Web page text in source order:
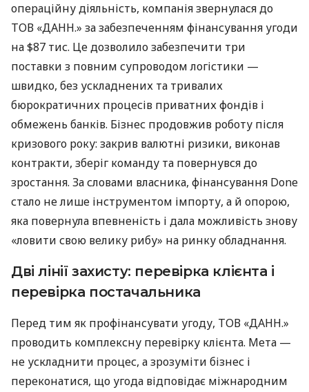
операційну діяльність, компанія звернулася до
ТОВ «ДАНН.» за забезпеченням фінансування угоди
на $87 тис. Це дозволило забезпечити три
поставки з повним супроводом логістики —
швидко, без ускладнених та тривалих
бюрократичних процесів приватних фондів і
обмежень банків. Бізнес продовжив роботу після
кризового року: закрив валютні ризики, виконав
контракти, зберіг команду та повернувся до
зростання. За словами власника, фінансування Done
стало не лише інструментом імпорту, а й опорою,
яка повернула впевненість і дала можливість знову
«ловити свою велику рибу» на ринку обладнання.
Дві лінії захисту: перевірка клієнта і
перевірка постачальника
Перед тим як профінансувати угоду, ТОВ «ДАНН.»
проводить комплексну перевірку клієнта. Мета —
не ускладнити процес, а зрозуміти бізнес і
переконатися, що угода відповідає міжнародним